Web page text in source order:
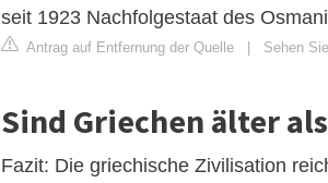
seit 1923 Nachfolgestaat des
Antrag auf Entfernung der Quelle Sehen
Sind Griechen älter
Fazit: Die griechische Zivilisation